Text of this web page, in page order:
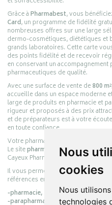
Nous
cookies
Nous
technologies
Grâce àPharmabest, vous
Card, un programme de fidélité
nombreuses offres sur une large
dermo-cosmétiques, diététiques
grands laboratoires. Cette carte
des points fidélité et de recevoir
en conservant un
pharmaceutiques de qualité.
Avec une surface de vente de800 m²
accueille dans un espace moderne
large de produits en pharmacie et
rigueur et proposés à des prix
et de préparateurs est à votre
en toute confiance.
Votre pharmacie en ligne :
Le sitepharmacie-cayeux.frest le
Cayeux Pharmabest Berck-sur-Mer
Il vous permet de réaliser vos
références en :
-pharmacie,
-parapharmacie,